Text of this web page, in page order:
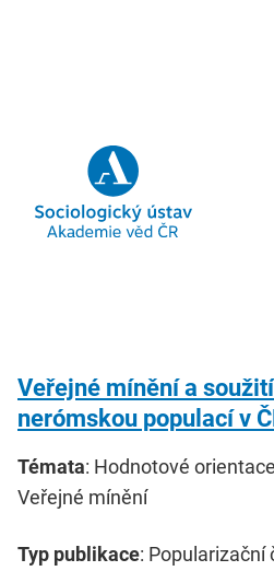
Veřejné mínění a
nerómskou populací v
Témata: Hodnotové
Veřejné mínění
Typ publikace: Popularizační